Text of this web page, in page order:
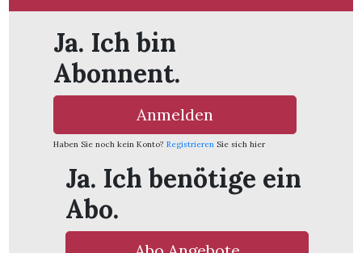
Ja. Ich bin
Abonnent.
Anmelden
Haben Sie noch kein Konto? Registrieren Sie sich hier
Ja. Ich benötige ein
Abo.